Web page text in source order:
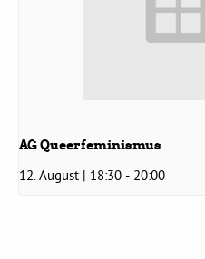
AG Queerfeminismus
12. August | 18:30 - 20:00